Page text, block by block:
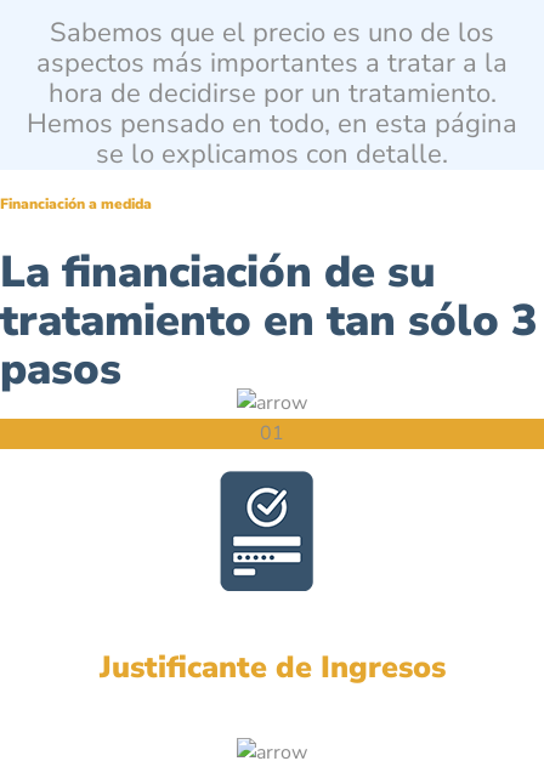
Sabemos que el precio es uno de los
aspectos más importantes a tratar a la
hora de decidirse por un tratamiento.
Hemos pensado en todo, en esta página
se lo explicamos con detalle.
Financiación a medida
La financiación de su
tratamiento en tan sólo 3
pasos
01
Justificante de Ingresos